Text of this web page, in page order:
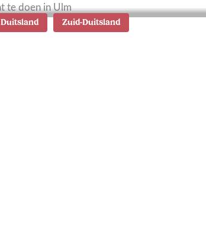
Duitsland Zuid-Duitsland